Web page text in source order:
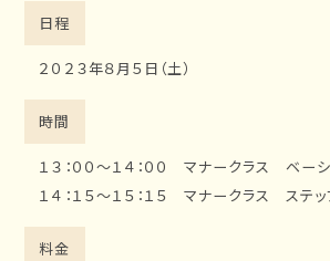
日程
２０２３年８月５日（土）
時間
１３：００～１４：００ マナークラス ベー
１４：１５～１５：１５ マナークラス ステ
料金